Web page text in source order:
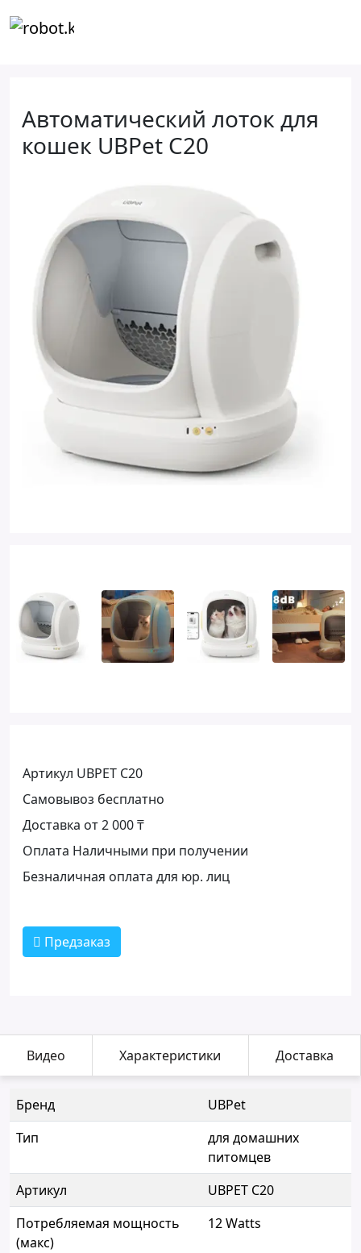
Автоматический лоток для
кошек UBPet C20
Артикул UBPET C20
Самовывоз бесплатно
Доставка от 2 000 ₸
Оплата Наличными при получении
Безналичная оплата для юр. лиц
Предзаказ
Видео Характеристики Доставка
Бренд
UBPet
Тип
для домашних
питомцев
Артикул
UBPET C20
Потребляемая мощность
(макс)
12 Watts